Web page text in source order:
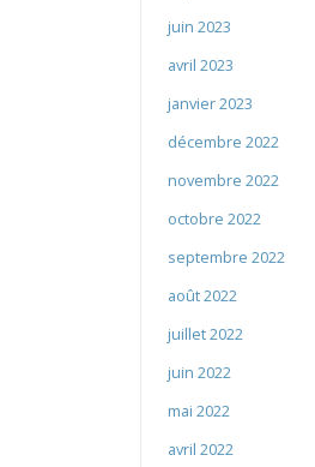
juin 2023
avril 2023
janvier 2023
décembre 2022
novembre 2022
octobre 2022
septembre 2022
août 2022
juillet 2022
juin 2022
mai 2022
avril 2022